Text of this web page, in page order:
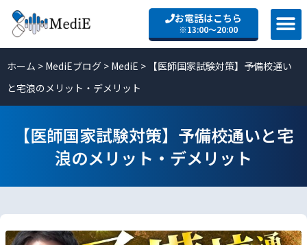
お電話はこちら
※13:00〜20:00
ホーム > MediEブログ > MediE > 【医師国家試験対策】予備校通い
と宅浪のメリット・デメリット
【医師国家試験対策】予備校通いと宅
浪のメリット・デメリット